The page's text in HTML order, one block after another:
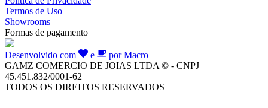
Termos de Uso
Showrooms
Formas de pagamento
Desenvolvido com e
por Macro
GAMZ COMERCIO DE JOIAS LTDA © - CNPJ
45.451.832/0001-62
TODOS OS DIREITOS RESERVADOS